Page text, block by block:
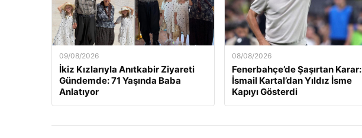
09/08/2026
İkiz Kızlarıyla Anıtkabir Ziyareti
Gündemde: 71 Yaşında Baba
Anlatıyor
08/08/2026
Fenerbahçe’de Şaşırtan Karar:
İsmail Kartal’dan Yıldız İsme
Kapıyı Gösterdi